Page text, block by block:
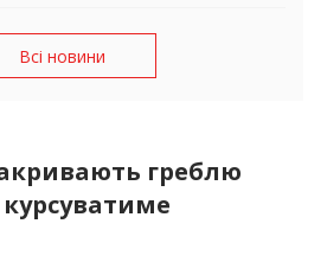
Всі новини
греблю